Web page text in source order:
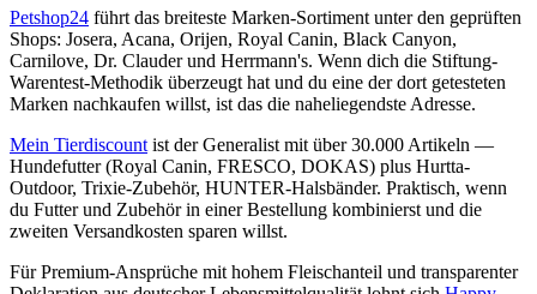
Petshop24 führt das breiteste Marken-Sortiment unter den geprüften
Shops: Josera, Acana, Orijen, Royal Canin, Black Canyon,
Carnilove, Dr. Clauder und Herrmann's. Wenn dich die Stiftung-
Warentest-Methodik überzeugt hat und du eine der dort getesteten
Marken nachkaufen willst, ist das die naheliegendste Adresse.
Mein Tierdiscount ist der Generalist mit über 30.000 Artikeln —
Hundefutter (Royal Canin, FRESCO, DOKAS) plus Hurtta-
Outdoor, Trixie-Zubehör, HUNTER-Halsbänder. Praktisch, wenn
du Futter und Zubehör in einer Bestellung kombinierst und die
zweiten Versandkosten sparen willst.
Für Premium-Ansprüche mit hohem Fleischanteil und transparenter